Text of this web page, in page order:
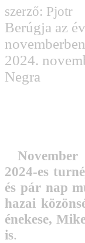
szerző: Pjotr
Berúgja az
novemberben
2024.
Negra
November
2024-es
és pár nap
hazai
énekese,
is.